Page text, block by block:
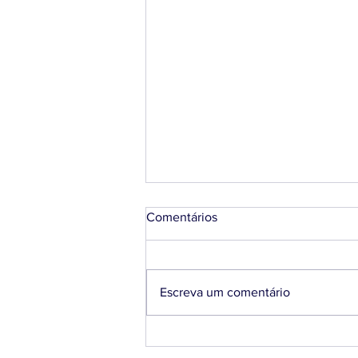
Comentários
Escreva um comentário